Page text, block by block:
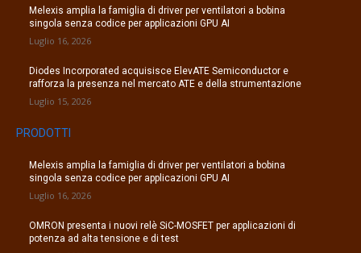
Melexis amplia la famiglia di driver per ventilatori a bobina
singola senza codice per applicazioni GPU AI
Luglio 16, 2026
Diodes Incorporated acquisisce ElevATE Semiconductor e
rafforza la presenza nel mercato ATE e della strumentazione
Luglio 15, 2026
PRODOTTI
Melexis amplia la famiglia di driver per ventilatori a bobina
singola senza codice per applicazioni GPU AI
Luglio 16, 2026
OMRON presenta i nuovi relè SiC-MOSFET per applicazioni di
potenza ad alta tensione e di test